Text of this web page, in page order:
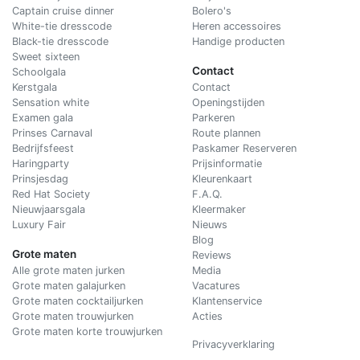
Captain cruise dinner
White-tie dresscode
Black-tie dresscode
Sweet sixteen
Schoolgala
Kerstgala
Sensation white
Examen gala
Prinses Carnaval
Bedrijfsfeest
Haringparty
Prinsjesdag
Red Hat Society
Nieuwjaarsgala
Luxury Fair
Grote maten
Alle grote maten jurken
Grote maten galajurken
Grote maten cocktailjurken
Grote maten trouwjurken
Grote maten korte trouwjurken
Bolero's
Heren accessoires
Handige producten
Contact
Contact
Openingstijden
Parkeren
Route plannen
Paskamer Reserveren
Prijsinformatie
Kleurenkaart
F.A.Q.
Kleermaker
Nieuws
Blog
Reviews
Media
Vacatures
Klantenservice
Acties
Privacyverklaring